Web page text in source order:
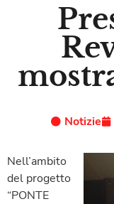
Notizie
Nell’ambito
del progetto
“PONTE